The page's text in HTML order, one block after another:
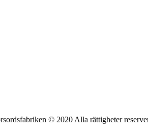
© 2020 Alla rättigheter